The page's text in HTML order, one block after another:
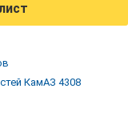
КамАЗ 4308